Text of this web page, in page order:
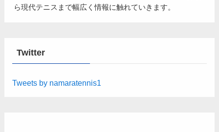
ら現代テニスまで幅広く情報に触れていきます。
Twitter
Tweets by namaratennis1